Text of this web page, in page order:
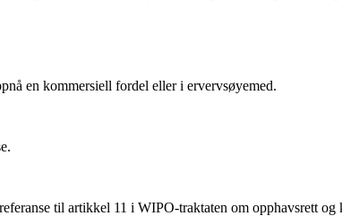
en kommersiell fordel eller i ervervsøyemed.
til artikkel 11 i WIPO-traktaten om opphavsrett og